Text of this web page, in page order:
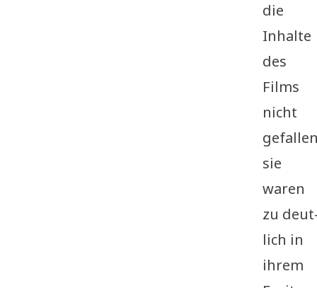
die
Inhal­te
des
Films
nicht
sie
waren
zu
lich in
ihrem